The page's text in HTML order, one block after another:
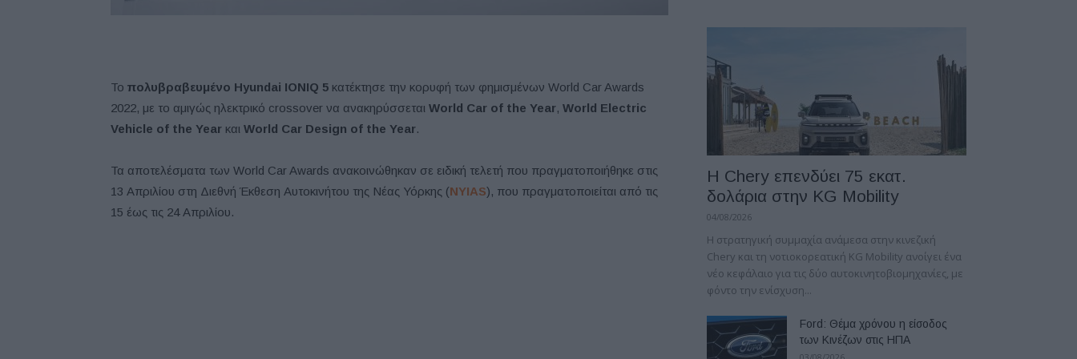
Το πολυβραβευμένο Hyundai IONIQ 5 κατέκτησε την κορυφή των φημισμένων World Car Awards
2022, με το αμιγώς ηλεκτρικό crossover να ανακηρύσσεται World Car of the Year, World Electric
Vehicle of the Year και World Car Design of the Year.
Τα αποτελέσματα των World Car Awards ανακοινώθηκαν σε ειδική τελετή που πραγματοποιήθηκε στις
13 Απριλίου στη Διεθνή Έκθεση Αυτοκινήτου της Νέας Υόρκης (NYIAS), που πραγματοποιείται από τις
15 έως τις 24 Απριλίου.
Η Chery επενδύει 75 εκατ.
δολάρια στην KG Mobility
04/08/2026
H στρατηγική συμμαχία ανάμεσα στην κινεζική
Chery και τη νοτιοκορεατική KG Mobility ανοίγει ένα
νέο κεφάλαιο για τις δύο αυτοκινητοβιομηχανίες, με
φόντο την ενίσχυση...
Ford: Θέμα χρόνου η είσοδος
των Κινέζων στις ΗΠΑ